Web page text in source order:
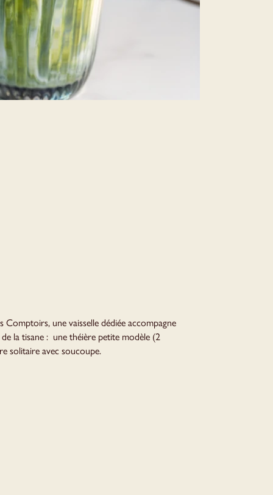
Comptoirs, une vaisselle dédiée accompagne
la tisane : une théière petite modèle (2
solitaire avec soucoupe.